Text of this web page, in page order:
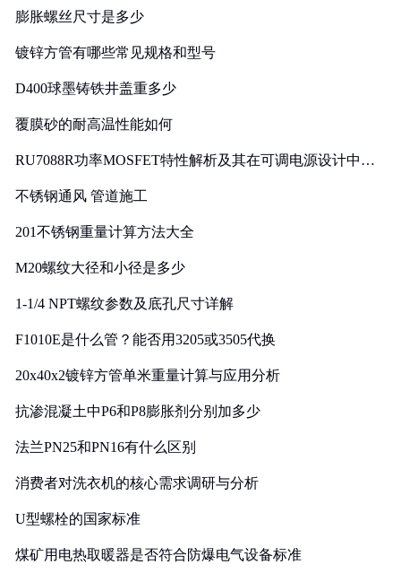
膨胀螺丝尺寸是多少
镀锌方管有哪些常见规格和型号
D400球墨铸铁井盖重多少
覆膜砂的耐高温性能如何
RU7088R功率MOSFET特性解析及其在可调电源设计中的
不锈钢通风 管道施工
201不锈钢重量计算方法大全
M20螺纹大径和小径是多少
1-1/4 NPT螺纹参数及底孔尺寸详解
F1010E是什么管？能否用3205或3505代换
20x40x2镀锌方管单米重量计算与应用分析
抗渗混凝土中P6和P8膨胀剂分别加多少
法兰PN25和PN16有什么区别
消费者对洗衣机的核心需求调研与分析
U型螺栓的国家标准
煤矿用电热取暖器是否符合防爆电气设备标准